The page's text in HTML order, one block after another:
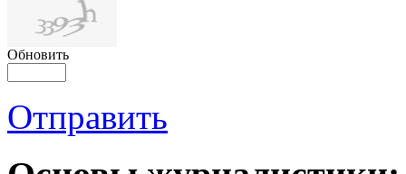
Обновить
Отправить